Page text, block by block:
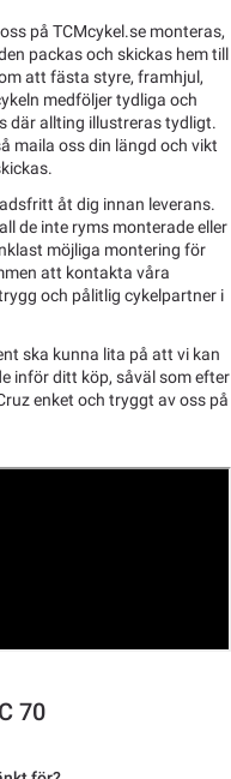
på TCMcykel.se monteras,
packas och skickas hem till
att fästa styre, framhjul,
medföljer tydliga och
där allting illustreras tydligt.
maila oss din längd och vikt
åt dig innan leverans.
de inte ryms monterade eller
möjliga montering för
att kontakta våra
och pålitlig cykelpartner i
ska kunna lita på att vi kan
inför ditt köp, såväl som efter
enket och tryggt av oss på
70